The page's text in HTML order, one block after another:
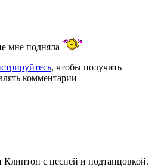
мне подняла
, чтобы получить
комментарии
с песней и подтанцовкой.